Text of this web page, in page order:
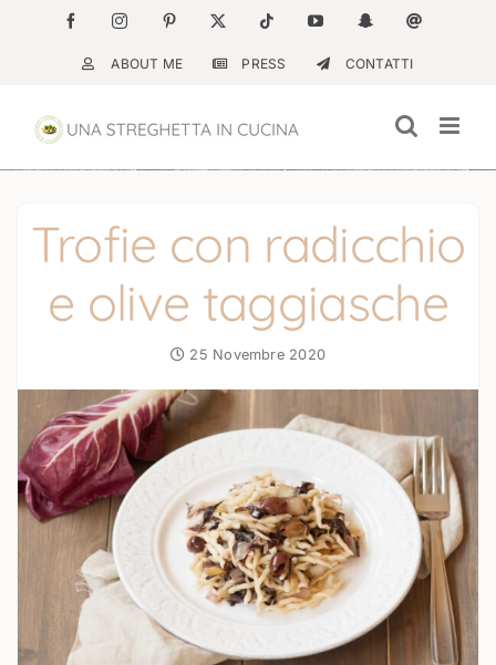
contenuto
FacebookInstagramPinterest Tiktok YouTubeSnapchatEmail
ABOUT ME PRESS CONTATTI
Trofie con radicchio
e olive taggiasche
25 Novembre 2020